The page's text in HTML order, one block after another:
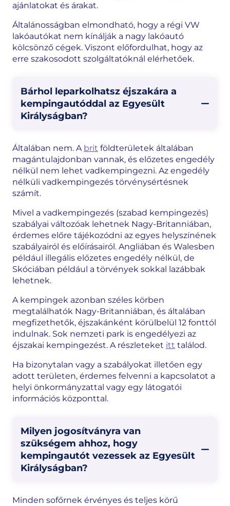
ajánlatokat és árakat.
Általánosságban elmondható, hogy a régi VW
lakóautókat nem kínálják a nagy lakóautó
kölcsönző cégek. Viszont előfordulhat, hogy az
erre szakosodott szolgáltatóknál elérhetőek.
Bárhol leparkolhatsz éjszakára a
kempingautóddal az Egyesült
Királyságban?
Általában nem. A brit földterületek általában
magántulajdonban vannak, és előzetes engedély
nélkül nem lehet vadkempingezni. Az engedély
nélküli vadkempingezés törvénysértésnek
számít.
Mivel a vadkempingezés (szabad kempingezés)
szabályai változóak lehetnek Nagy-Britanniában,
érdemes előre tájékozódni az egyes helyszínének
szabályairól és előírásairól. Angliában és Walesben
például illegális előzetes engedély nélkül, de
Skóciában például a törvények sokkal lazábbak
lehetnek.
A kempingek azonban széles körben
megtalálhatók Nagy-Britanniában, és általában
megfizethetők, éjszakánként körülbelül 12 fonttól
indulnak. Sok nemzeti park is engedélyezi az
éjszakai kempingezést. A részleteket itt találod.
Ha bizonytalan vagy a szabályokat illetően egy
adott területen, érdemes felvenni a kapcsolatot a
helyi önkormányzattal vagy egy látogatói
információs központtal.
Milyen jogosítványra van
szükségem ahhoz, hogy
kempingautót vezessek az Egyesült
Királyságban?
Minden sofőrnek érvényes és teljes körű